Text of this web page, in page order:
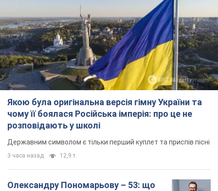
Якою була оригінальна версія гімну України та
чому її боялася Російська імперія: про це не
розповідають у школі
Державним символом є тільки перший куплет та приспів пісні
3 часа назад 12,9 т.
Олександру Пономарьову – 53: що